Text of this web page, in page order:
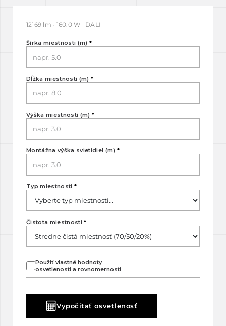
12169 lm · 160.0 W · DALI
Šírka miestnosti (m) *
Dĺžka miestnosti (m) *
Výška miestnosti (m) *
Montážna výška svietidiel (m) *
Typ miestnosti *
Použiť vlastné hodnoty
osvetlenosti a rovnomernosti
Čistota miestnosti*
Vypočítať osvetlenosť